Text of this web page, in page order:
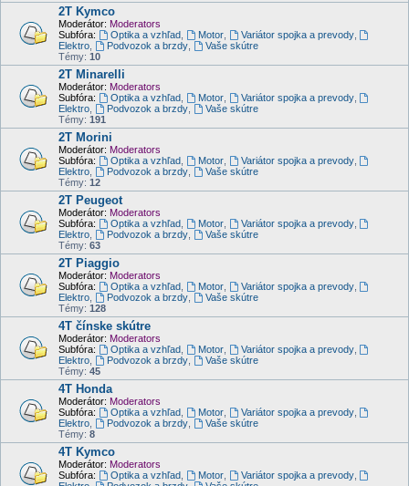
2T Kymco
Moderátor: Moderators
Subfóra:
Optika a vzhľad, Motor, Variátor spojka a prevody,
Elektro
Podvozok a brzdy,
Vaše skútre
Témy: 10
2T Minarelli
Moderátor: Moderators
Subfóra:
Optika a vzhľad, Motor, Variátor spojka a prevody,
Elektro
Podvozok a brzdy,
Vaše skútre
Témy: 191
2T Morini
Moderátor: Moderators
Subfóra:
Optika a vzhľad, Motor, Variátor spojka a prevody,
Elektro
Podvozok a brzdy,
Vaše skútre
Témy: 12
2T Peugeot
Moderátor: Moderators
Subfóra:
Optika a vzhľad, Motor, Variátor spojka a prevody,
Elektro
Podvozok a brzdy,
Vaše skútre
Témy: 63
2T Piaggio
Moderátor: Moderators
Subfóra:
Optika a vzhľad, Motor, Variátor spojka a prevody,
Elektro
Podvozok a brzdy,
Vaše skútre
Témy: 128
4T čínske skútre
Moderátor: Moderators
Subfóra:
Optika a vzhľad, Motor, Variátor spojka a prevody,
Elektro
Podvozok a brzdy,
Vaše skútre
Témy: 45
4T Honda
Moderátor: Moderators
Subfóra:
Optika a vzhľad, Motor, Variátor spojka a prevody,
Elektro
Podvozok a brzdy,
Vaše skútre
Témy: 8
4T Kymco
Moderátor: Moderators
Subfóra:
Optika a vzhľad, Motor, Variátor spojka a prevody,